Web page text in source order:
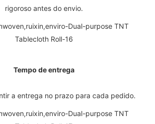
rigoroso antes do envio.
Tempo de entrega
a entrega no prazo para cada pedido.